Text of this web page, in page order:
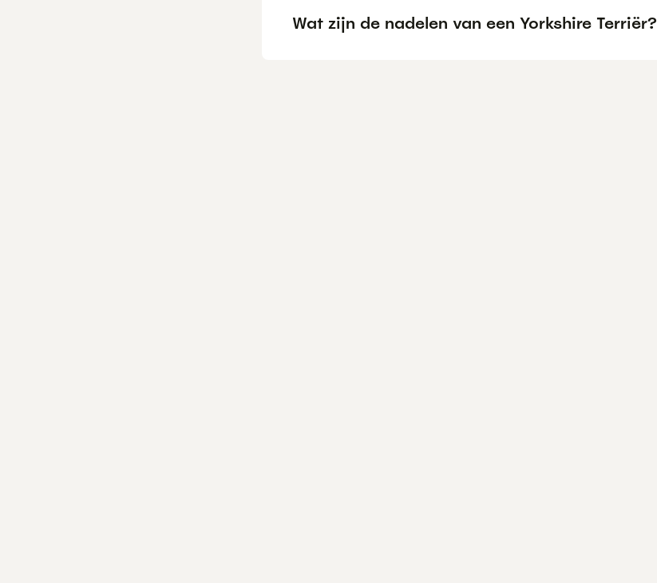
Wat zijn de nadelen van een Yorkshire Terriër?